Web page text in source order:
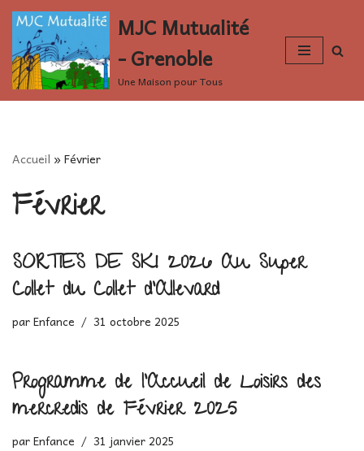
Aller
au
contenu
MJC Mutualité
- Grenoble
Une Maison pour Tous
Accueil »Février
Février
SORTIES DE SKI 2026 Au Super
Collet du Collet d’Allevard
parEnfance 31 octobre 2025
Programme de l’Accueil de Loisirs des
mercredis de Février 2025
parEnfance 31 janvier 2025